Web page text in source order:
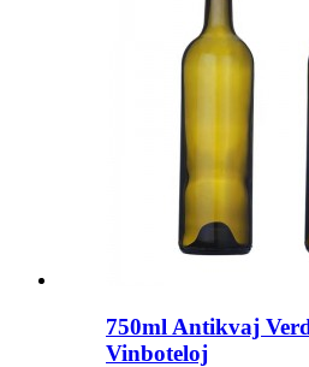
750ml Antikvaj
Vinboteloj